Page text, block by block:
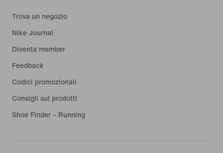
Trova un negozio
Nike Journal
Diventa member
Feedback
Codici promozionali
Consigli sui prodotti
Shoe Finder – Running